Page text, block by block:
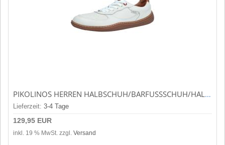
PIKOLINOS HERREN HALBSCHUH/BARFUSSSCHUH/HALBSCHUH/BARFUSSSCHUH ARANJUEZ WEISS U9F-6363C1
Lieferzeit: 3-4 Tage
129,95 EUR
inkl. 19 % MwSt. zzgl. Versand